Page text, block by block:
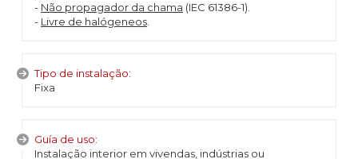
- Não propagador da chama (IEC 61386-1).
- Livre de halógeneos
Tipo de instalação:
Fixa
Guía de uso:
Instalação interior em vivendas, indústrias ou